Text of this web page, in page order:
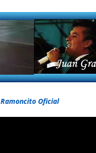
Ramoncito Oficial